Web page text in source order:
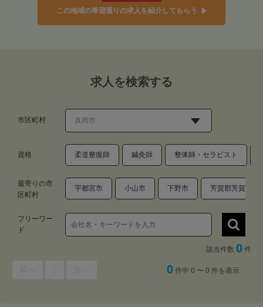
この地域の希望通りの求人を紹介してもらう
求人を検索する
市区町村
資格 柔道整復師 鍼灸師 整体師・セラピスト
最寄りの市
区町村
宇都宮市 小山市 下野市 芳賀郡芳賀町
フリーワー
ド
該当件数 0 件
0 件中 0 〜 0 件を表示